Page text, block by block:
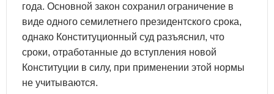
года. Основной закон сохранил ограничение в
виде одного семилетнего президентского срока,
однако Конституционный суд разъяснил, что
сроки, отработанные до вступления новой
Конституции в силу, при применении этой нормы
не учитываются.